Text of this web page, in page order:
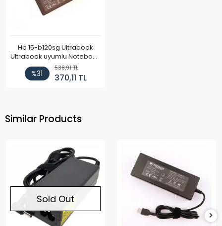
Hp 15-b120sg Ultrabook
Ultrabook uyumlu Notebook
Adaptör
%31
538,91 TL
370,11 TL
Similar Products
Sold Out